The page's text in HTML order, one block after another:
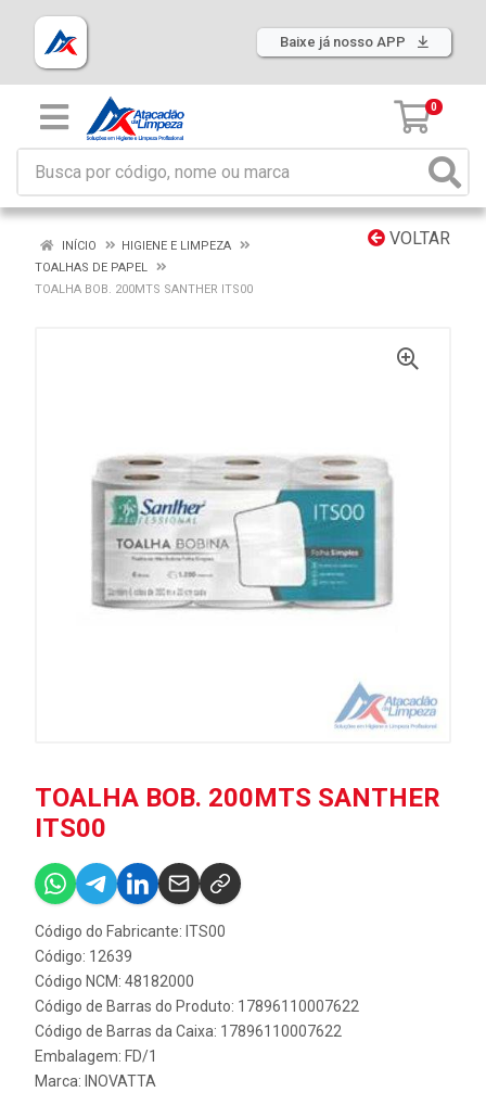
Baixe já nosso APP
0
VOLTAR
INÍCIO
HIGIENE E LIMPEZA
TOALHAS DE PAPEL
TOALHA BOB. 200MTS SANTHER ITS00
TOALHA BOB. 200MTS SANTHER
ITS00
Código do Fabricante: ITS00
Código: 12639
Código NCM: 48182000
Código de Barras do Produto: 17896110007622
Código de Barras da Caixa: 17896110007622
Embalagem: FD/1
Marca: INOVATTA